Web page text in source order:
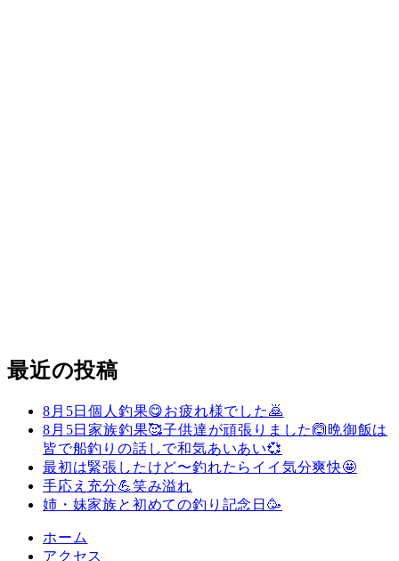
最近の投稿
8月5日個人釣果😋お疲れ様でした🙇
8月5日家族釣果🥰子供達が頑張りました🙆晩御飯は
皆で船釣りの話しで和気あいあい💞
最初は緊張したけど〜釣れたらイイ気分爽快🤩
手応え充分💪笑み溢れ
姉・妹家族と初めての釣り記念日🥳
ホーム
アクセス